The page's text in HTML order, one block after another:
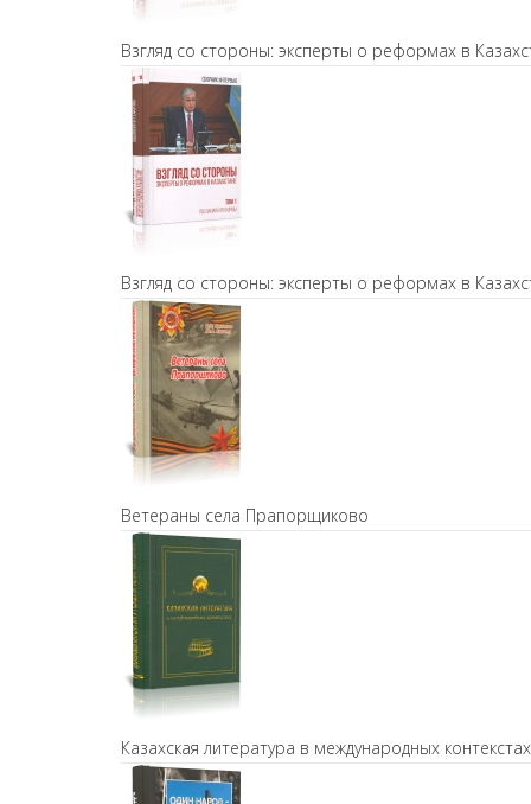
Взгляд со стороны: эксперты о реформах в
Взгляд со стороны: эксперты о реформах в
Ветераны села Прапорщиково
Казахская литература в международных контекстах